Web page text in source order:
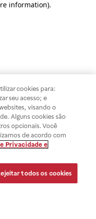
information).
cookies para:
seu acesso; e
visando o
Alguns cookies são
opcionais. Você
de acordo com
Privacidade e
todos os cookies